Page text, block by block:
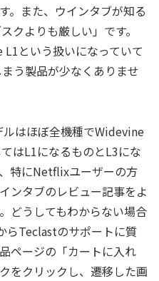
。また、ウインタブが知る
クよりも厳しい」です。
という扱いになっていて
う製品が少なくありませ
はほぼ全機種でWidevine
はL1になるものとL3にな
特にNetflixユーザーの方
ンタブのレビュー記事をよ
どうしてもわからない場合
らTeclastのサポートに質
ページの「カートに入れ
をクリックし、遷移した画